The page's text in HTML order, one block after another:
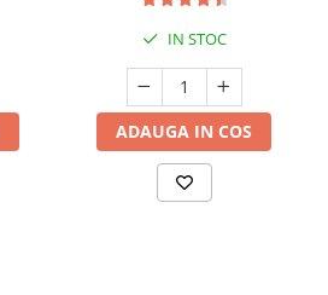
IN STOC
ADAUGA IN COS